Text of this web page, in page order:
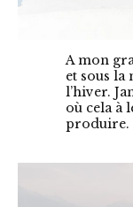
A mon
et sous la
l’hiver.
où cela à
produire.